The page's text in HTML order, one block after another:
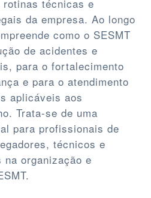
técnicas e
da empresa. Ao longo
como o SESMT
de acidentes e
para o fortalecimento
e para o atendimento
aplicáveis aos
Trata-se de uma
para profissionais de
técnicos e
organização e